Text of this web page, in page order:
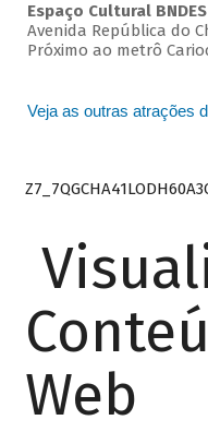
Espaço Cultural BNDES
Avenida República do
Próximo ao metrô
Veja as outras atrações
Web